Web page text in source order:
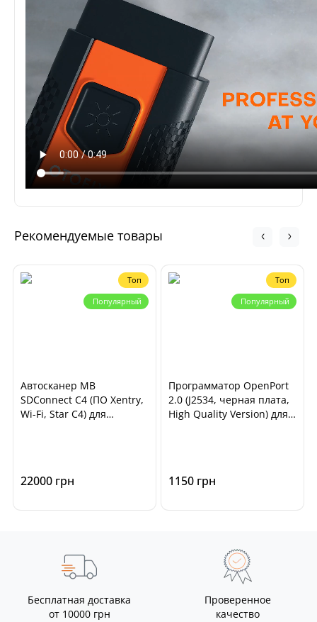
Рекомендуемые товары
Топ
Популярный
Автосканер MB
SDConnect C4 (ПО Xentry,
Wi-Fi, Star C4) для
22000 грн
Топ
Популярный
Программатор OpenPort
2.0 (J2534, черная плата,
High Quality Version) для
1150 грн
Бесплатная доставка
от 10000 грн
Проверенное
качество